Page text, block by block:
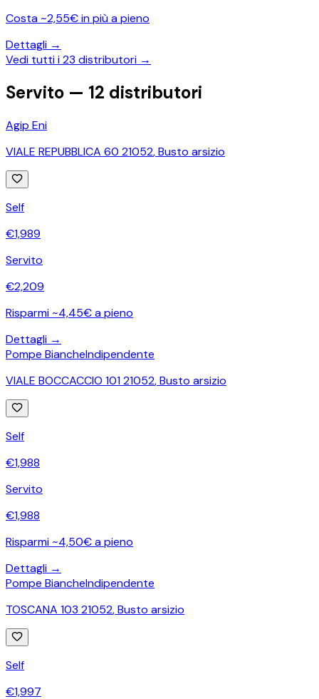
Costa ~2,55€ in più a pieno
Dettagli →
Vedi tutti i23 distributori →
Servito — 12 distributori
Agip Eni
VIALE REPUBBLICA 60 21052,Busto arsizio
Self
€1,989
Servito
€2,209
Risparmi ~4,45€ a pieno
Dettagli →
Pompe BiancheIndipendente
VIALE BOCCACCIO 101 21052,Busto arsizio
Self
€1,988
Servito
€1,988
Risparmi ~4,50€ a pieno
Dettagli →
Pompe BiancheIndipendente
TOSCANA 103 21052,Busto arsizio
Self
€1,997